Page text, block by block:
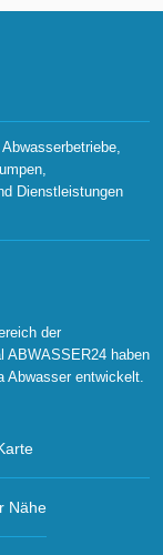
Dienstleistungen
der
ABWASSER24 haben
Abwasser entwickelt.
Nähe